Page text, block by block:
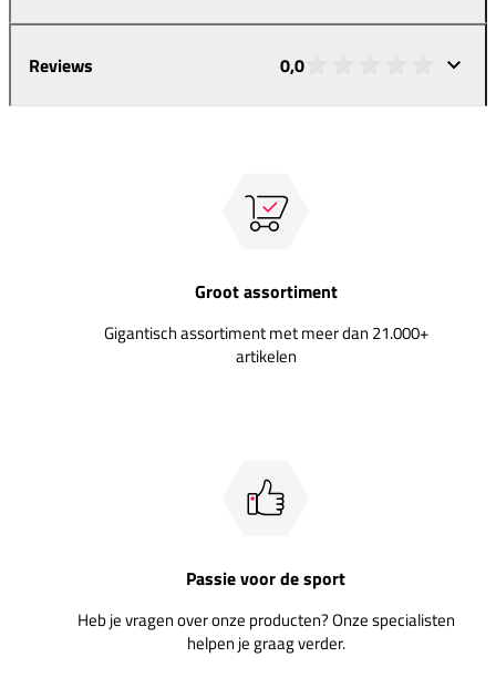
Reviews 0,0
Groot assortiment
Gigantisch assortiment met meer dan 21.000+
artikelen
Passie voor de sport
Heb je vragen over onze producten? Onze specialisten
helpen je graag verder.